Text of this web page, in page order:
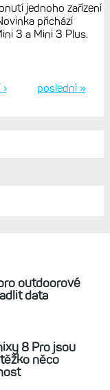
jednoho zařízení
přichází
3 a Mini 3 Plus.
poslední »
outdoorové
data
8 Pro jsou
něco